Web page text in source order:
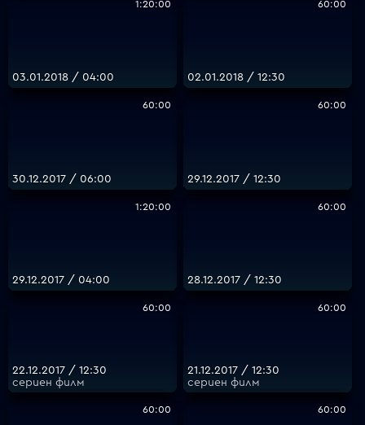
1:20:00
03.01.2018 / 04:00
60:00
02.01.2018 / 12:30
60:00
30.12.2017 / 06:00
60:00
29.12.2017 / 12:30
1:20:00
29.12.2017 / 04:00
60:00
28.12.2017 / 12:30
60:00
22.12.2017 / 12:30
сериен филм
60:00
21.12.2017 / 12:30
сериен филм
60:00 60:00